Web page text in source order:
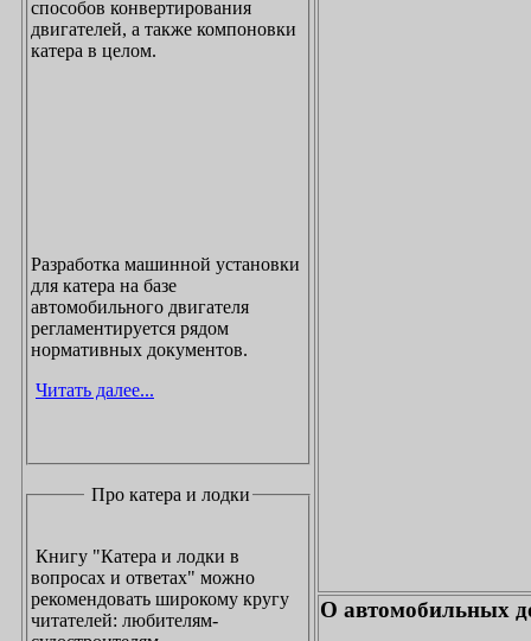
способов конвертирования
двигателей, а также компоновки
катера в целом.
Разработка машинной установки
для катера на базе
автомобильного двигателя
регламентируется рядом
нормативных документов.
Читать далее...
Про катера и лодки
Книгу "Катера и лодки в
вопросах и ответах" можно
рекомендовать широкому кругу
читателей: любителям-
О автомобильных